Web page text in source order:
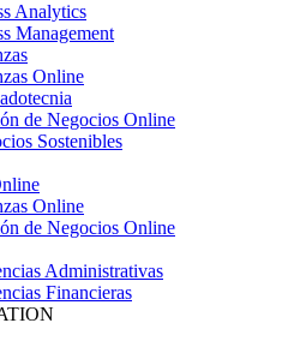
Analytics
Management
Online
de Negocios Online
Sostenibles
Online
de Negocios Online
Administrativas
Financieras